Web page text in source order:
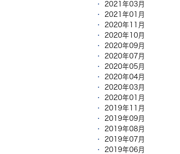
2021年03月
2021年01月
2020年11月
2020年10月
2020年09月
2020年07月
2020年05月
2020年04月
2020年03月
2020年01月
2019年11月
2019年09月
2019年08月
2019年07月
2019年06月